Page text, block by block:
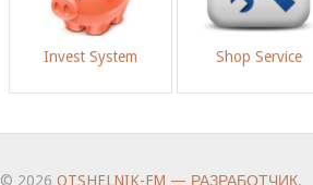
Invest System Shop Service
© 2026 OTSHELNIK-FM — РАЗРАБОТЧИК.